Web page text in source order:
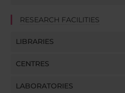
RESEARCH FACILITIES
LIBRARIES
CENTRES
LABORATORIES